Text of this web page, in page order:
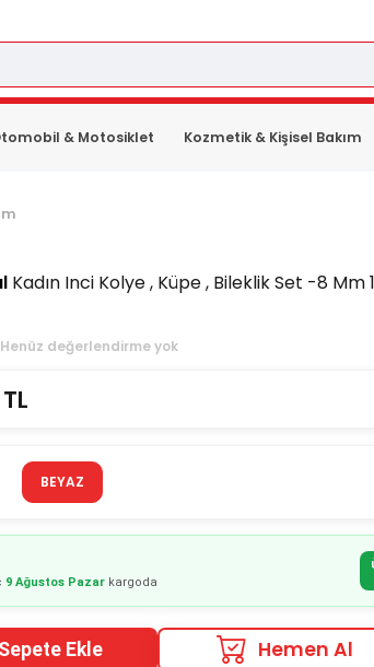
& Motosiklet Kozmetik & Kişisel Bakım
Kadın Inci Kolye , Küpe , Bileklik Set -8 Mm
Henüz değerlendirme yok
BEYAZ
9 Ağustos Pazarkargoda
Sepete Ekle Hemen Al